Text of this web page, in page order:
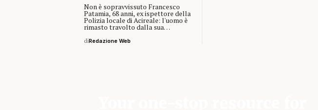
Non è sopravvissuto Francesco
Patamia, 68 anni, ex ispettore della
Polizia locale di Acireale: l'uomo è
rimasto travolto dalla sua…
diRedazione Web